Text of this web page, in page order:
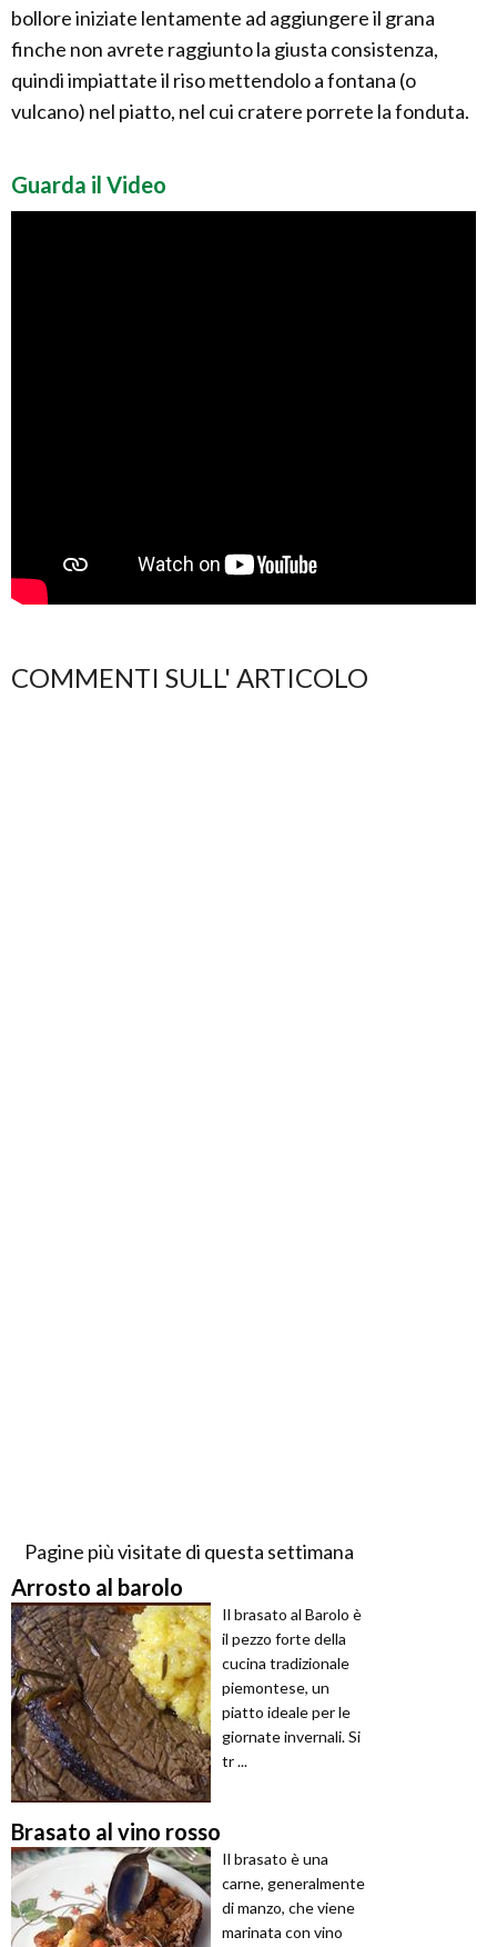
bollore iniziate lentamente ad aggiungere il grana
finche non avrete raggiunto la giusta consistenza,
quindi impiattate il riso mettendolo a fontana (o
vulcano) nel piatto, nel cui cratere porrete la fonduta.
Guarda il Video
COMMENTI SULL' ARTICOLO
Pagine più visitate di questa settimana
Arrosto al barolo
Il brasato al Barolo è
il pezzo forte della
cucina tradizionale
piemontese, un
piatto ideale per le
giornate invernali. Si
tr ...
Brasato al vino rosso
Il brasato è una
carne, generalmente
di manzo, che viene
marinata con vino